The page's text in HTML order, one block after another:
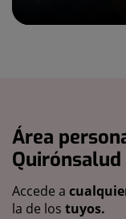
Área
Quirónsalud
Accede a
la de los tuyos.